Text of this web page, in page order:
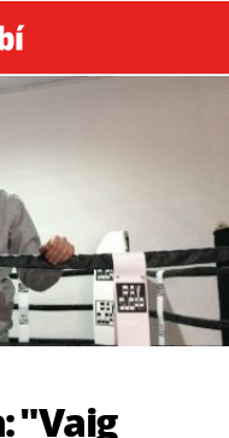
"Vaig